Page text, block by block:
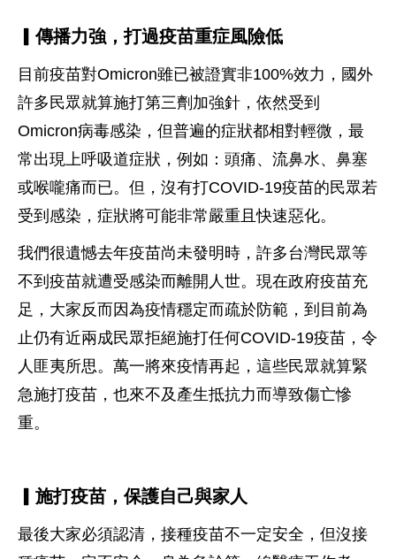
▎傳播力強，打過疫苗重症風險低
目前疫苗對Omicron雖已被證實非100%效力，國外
許多民眾就算施打第三劑加強針，依然受到
Omicron病毒感染，但普遍的症狀都相對輕微，最
常出現上呼吸道症狀，例如：頭痛、流鼻水、鼻塞
或喉嚨痛而已。但，沒有打COVID-19疫苗的民眾若
受到感染，症狀將可能非常嚴重且快速惡化。
我們很遺憾去年疫苗尚未發明時，許多台灣民眾等
不到疫苗就遭受感染而離開人世。現在政府疫苗充
足，大家反而因為疫情穩定而疏於防範，到目前為
止仍有近兩成民眾拒絕施打任何COVID-19疫苗，令
人匪夷所思。萬一將來疫情再起，這些民眾就算緊
急施打疫苗，也來不及產生抵抗力而導致傷亡慘
重。
▎施打疫苗，保護自己與家人
最後大家必須認清，接種疫苗不一定安全，但沒接